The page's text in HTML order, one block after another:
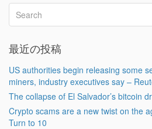
最近の投稿
US authorities begin releasing some
miners, industry executives say –
The collapse of El Salvador’s bitcoin
Crypto scams are a new twist on the
Turn to 10